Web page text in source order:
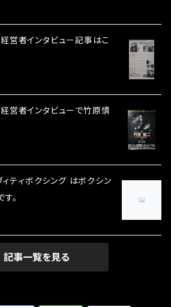
者インタビュー記事はこ
者インタビューで竹原慎
ィボクシング はボクシン
。
記事一覧を見る